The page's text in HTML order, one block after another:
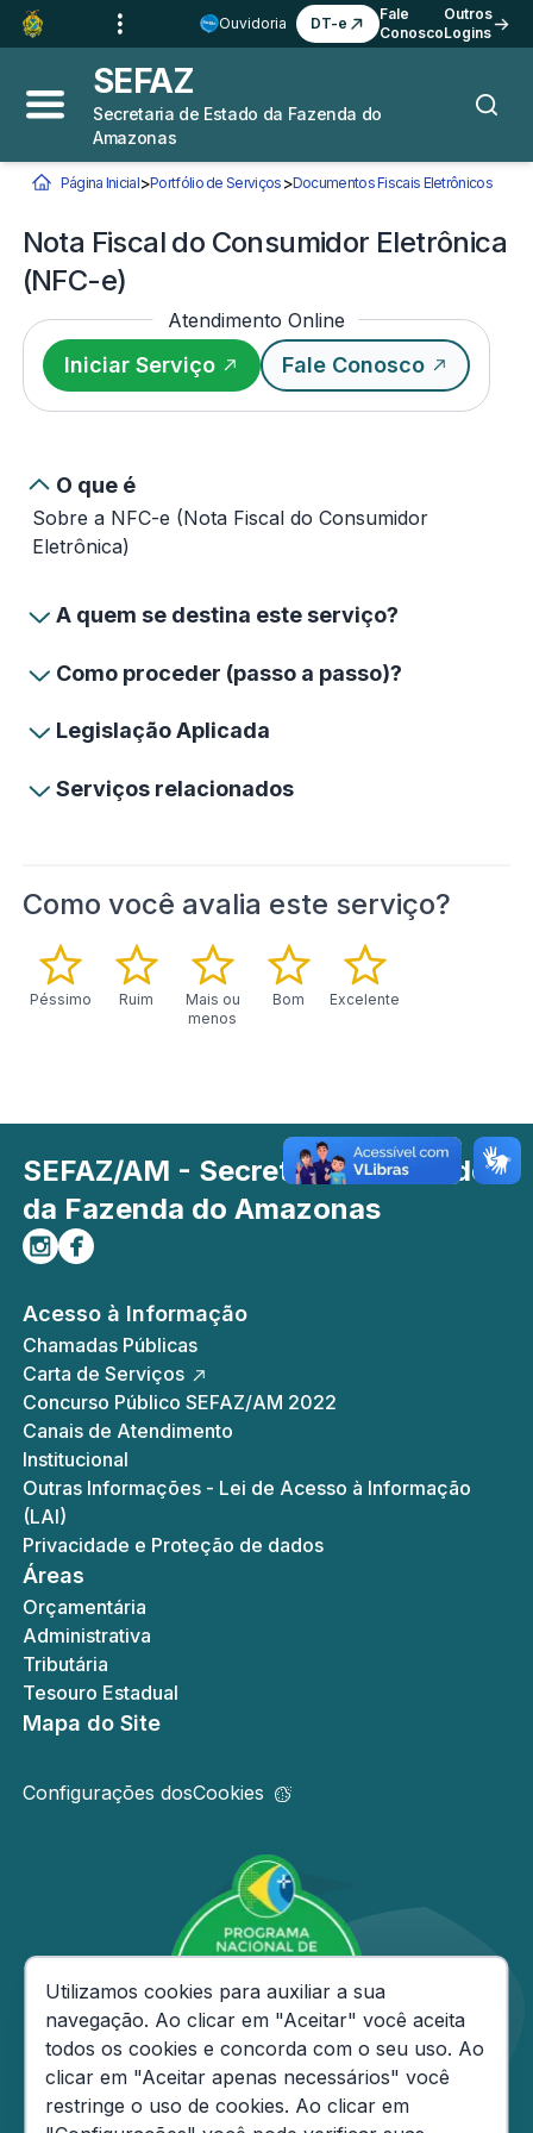
Ir para o
Conteúdo
Ir para a
Navegação 3
Ir para o
Rodapé 4
Ouvidoria DT-e
Fale
Conosco
Outros
Logins
Abrir menu principal
SEFAZ
Secretaria de Estado da Fazenda do
Amazonas
Você está aqui:
Página Inicial>Portfólio de Serviços >Documentos Fiscais EletrônicosNota
Nota Fiscal do Consumidor Eletrônica
(NFC-e)
Atendimento Online
Iniciar Serviço Fale Conosco
O que é
Sobre a NFC-e (Nota Fiscal do Consumidor
Eletrônica)
A quem se destina este serviço?
Como proceder (passo a passo)?
Legislação Aplicada
Serviços relacionados
Como você avalia este serviço?
Péssimo Ruim
Mais ou
menos
Bom Excelente
SEFAZ/AM - Secretaria de Estado
da Fazenda do Amazonas
Siga-nos no Instagram
Curta-nos no Facebook
Acesso à Informação
Chamadas Públicas
Carta de Serviços
Concurso Público SEFAZ/AM 2022
Canais de Atendimento
Institucional
Outras Informações - Lei de Acesso à Informação
(LAI)
Privacidade e Proteção de dados
Áreas
Orçamentária
Administrativa
Tributária
Tesouro Estadual
Mapa do Site
Configurações dosCookies
Consentimento de Cookies
Utilizamos cookies para auxiliar a sua
navegação. Ao clicar em "Aceitar" você aceita
todos os cookies e concorda com o seu uso. Ao
clicar em "Aceitar apenas necessários" você
restringe o uso de cookies. Ao clicar em